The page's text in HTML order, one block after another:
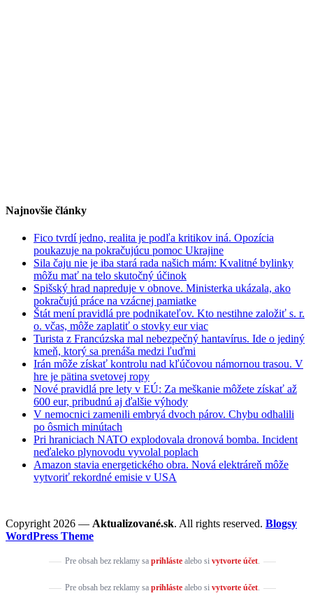
Najnovšie články
Fico tvrdí jedno, realita je podľa kritikov iná. Opozícia
poukazuje na pokračujúcu pomoc Ukrajine
Sila čaju nie je iba stará rada našich mám: Kvalitné bylinky
môžu mať na telo skutočný účinok
Spišský hrad napreduje v obnove. Ministerka ukázala, ako
pokračujú práce na vzácnej pamiatke
Štát mení pravidlá pre podnikateľov. Kto nestihne založiť s. r.
o. včas, môže zaplatiť o stovky eur viac
Turista z Francúzska mal nebezpečný hantavírus. Ide o jediný
kmeň, ktorý sa prenáša medzi ľuďmi
Irán môže získať kontrolu nad kľúčovou námornou trasou. V
hre je pätina svetovej ropy
Nové pravidlá pre lety v EÚ: Za meškanie môžete získať až
600 eur, pribudnú aj ďalšie výhody
V nemocnici zamenili embryá dvoch párov. Chybu odhalili
po ôsmich minútach
Pri hraniciach NATO explodovala dronová bomba. Incident
neďaleko plynovodu vyvolal poplach
Amazon stavia energetického obra. Nová elektráreň môže
vytvoriť rekordné emisie v USA
Copyright 2026 — Aktualizované.sk. All rights reserved. Blogsy
WordPress Theme
Pre obsah bez reklamy sa prihlástealebo si vytvorte účet.